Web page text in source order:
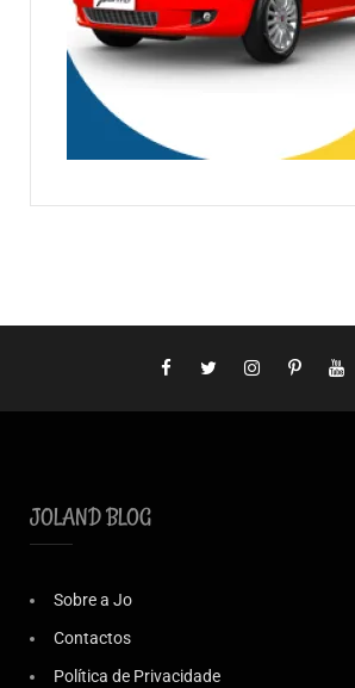
JOLAND BLOG
Sobre a Jo
Contactos
Política de Privacidade